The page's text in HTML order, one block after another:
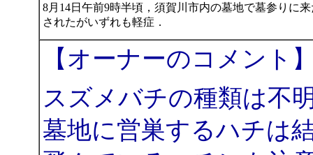
8月14日午前9時半頃，須賀川市内の墓地で墓参りに
されたがいずれも軽症．
【オーナーのコメント
スズメバチの種類は不
墓地に営巣するハチは